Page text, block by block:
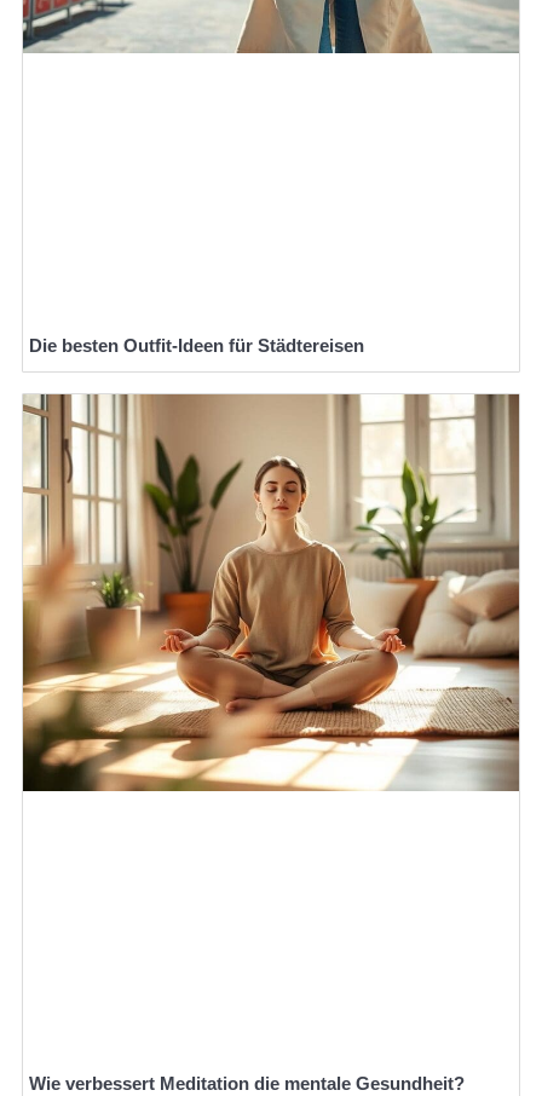
Die besten Outfit-Ideen für Städtereisen
Wie verbessert Meditation die mentale Gesundheit?